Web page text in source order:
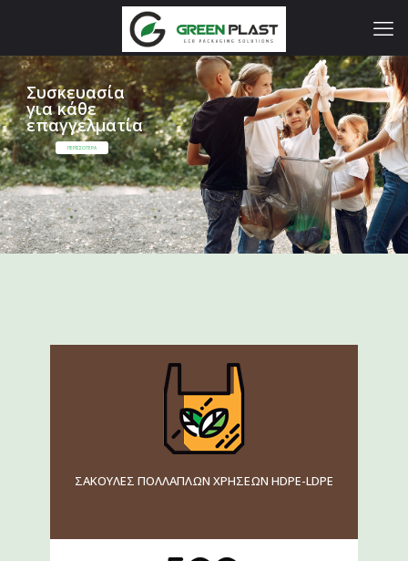
Συσκευασία
για κάθε
επαγγελματία
ΠΕΡΙΣΣΟΤΕΡΑ
ΣΑΚΟΥΛΕΣ ΠΟΛΛΑΠΛΩΝ ΧΡΗΣΕΩΝ HDPE-LDPE